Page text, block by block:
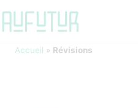
Accueil » Révisions